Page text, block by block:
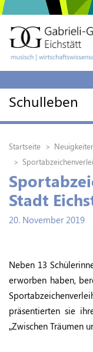
Schulleben
Startseite
Stadt
20. November 2019
Neben 13
erworben haben,
präsentierten sie
„Zwischen Träumen